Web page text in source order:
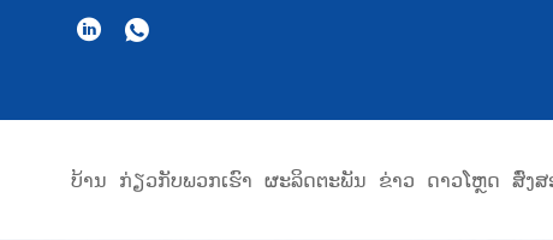
ບ້ານ ກ່ຽວ​ກັບ​ພວກ​ເຮົາ ຜະລິດຕະພັນ ຂ່າວ ດາວໂຫຼດ ສົ່ງ